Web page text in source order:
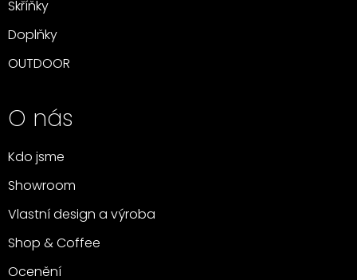
Skříňky
Doplňky
OUTDOOR
O nás
Kdo jsme
Showroom
Vlastní design a výroba
Shop & Coffee
Ocenění